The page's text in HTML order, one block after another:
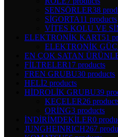
SENSÖRLER38
SİGORTA11 products
VİTES KOLU VE
ELEKTRONİK KART51
ELEKTRONİK
EN ÇOK SATAN
FİLTRELER17 products
FREN GRUBU30 products
HELİ2 products
HİDROLİK GRUBU39
KEÇELER26
ORİNG3 products
İNDİRİMDEKİLER0
JUNGHEINRICH267